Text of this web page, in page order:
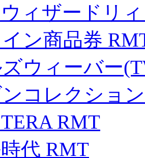
ィザードリ
ン商品券
ウィーバー
ンコレクショ
RMT
代 RMT